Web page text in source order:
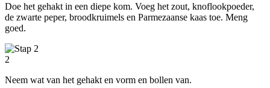
Doe het gehakt in een diepe kom. Voeg het zout, knoflookpoeder,
de zwarte peper, broodkruimels en Parmezaanse kaas toe. Meng
goed.
2
Neem wat van het gehakt en vorm en bollen van.